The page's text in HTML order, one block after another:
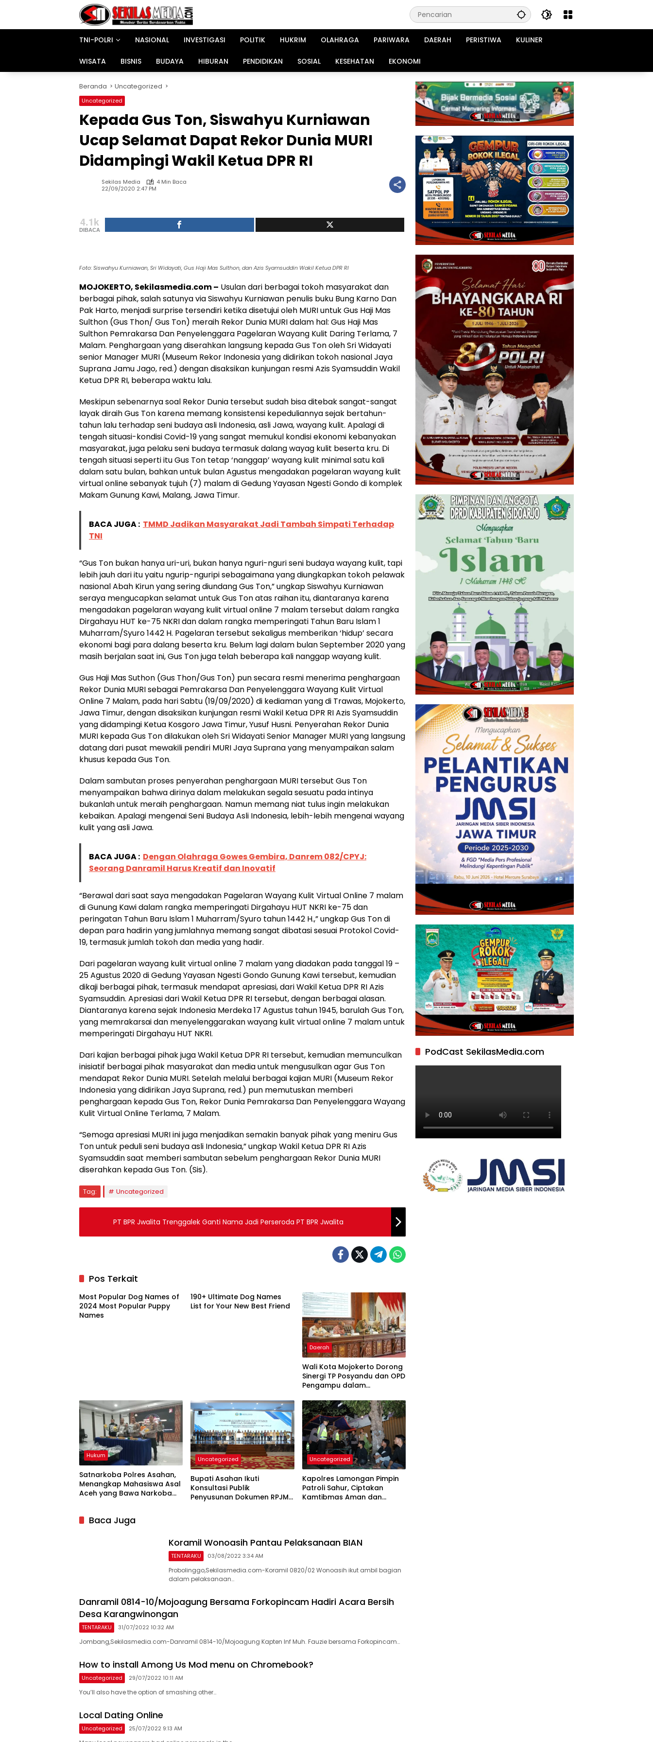
TNI-POLRI
NASIONAL INVESTIGASI POLITIK HUKRIM OLAHRAGA PARIWARA DAERAH PERISTIWA KULINER
WISATA BISNIS BUDAYA HIBURAN PENDIDIKAN SOSIAL KESEHATAN EKONOMI
Beranda Uncategorized
Uncategorized
Kepada Gus Ton, Siswahyu Kurniawan
Ucap Selamat Dapat Rekor Dunia MURI
Didampingi Wakil Ketua DPR RI
Sekilas Media
4 Min Baca
22/09/2020 2:47 PM
4.1k
DIBACA
Foto: Siswahyu Kurniawan, Sri Widayati, Gus Haji Mas Sulthon, dan Azis Syamsuddin Wakil Ketua DPR RI
MOJOKERTO, Sekilasmedia.com – Usulan dari berbagai tokoh masyarakat dan
berbagai pihak, salah satunya via Siswahyu Kurniawan penulis buku Bung Karno Dan
Pak Harto, menjadi surprise tersendiri ketika disetujui oleh MURI untuk Gus Haji Mas
Sulthon (Gus Thon/ Gus Ton) meraih Rekor Dunia MURI dalam hal: Gus Haji Mas
Sulthon Pemrakarsa Dan Penyelenggara Pagelaran Wayang Kulit Daring Terlama, 7
Malam. Penghargaan yang diserahkan langsung kepada Gus Ton oleh Sri Widayati
senior Manager MURI (Museum Rekor Indonesia yang didirikan tokoh nasional Jaya
Suprana Jamu Jago, red.) dengan disaksikan kunjungan resmi Azis Syamsuddin Wakil
Ketua DPR RI, beberapa waktu lalu.
Meskipun sebenarnya soal Rekor Dunia tersebut sudah bisa ditebak sangat-sangat
layak diraih Gus Ton karena memang konsistensi kepeduliannya sejak bertahun-
tahun lalu terhadap seni budaya asli Indonesia, asli Jawa, wayang kulit. Apalagi di
tengah situasi-kondisi Covid-19 yang sangat memukul kondisi ekonomi kebanyakan
masyarakat, juga pelaku seni budaya termasuk dalang wayag kulit beserta kru. Di
tengah situasi seperti itu Gus Ton tetap ‘nanggap’ wayang kulit minimal satu kali
dalam satu bulan, bahkan untuk bulan Agustus mengadakan pagelaran wayang kulit
virtual online sebanyak tujuh (7) malam di Gedung Yayasan Ngesti Gondo di komplek
Makam Gunung Kawi, Malang, Jawa Timur.
BACA JUGA : TMMD Jadikan Masyarakat Jadi Tambah Simpati Terhadap
TNI
“Gus Ton bukan hanya uri-uri, bukan hanya nguri-nguri seni budaya wayang kulit, tapi
lebih jauh dari itu yaitu ngurip-nguripi sebagaimana yang diungkapkan tokoh pelawak
nasional Abah Kirun yang sering diundang Gus Ton,” ungkap Siswahyu Kurniawan
seraya mengucapkan selamat untuk Gus Ton atas raihan itu, diantaranya karena
mengadakan pagelaran wayang kulit virtual online 7 malam tersebut dalam rangka
Dirgahayu HUT ke-75 NKRI dan dalam rangka memperingati Tahun Baru Islam 1
Muharram/Syuro 1442 H. Pagelaran tersebut sekaligus memberikan ‘hidup’ secara
ekonomi bagi para dalang beserta kru. Belum lagi dalam bulan September 2020 yang
masih berjalan saat ini, Gus Ton juga telah beberapa kali nanggap wayang kulit.
Gus Haji Mas Suthon (Gus Thon/Gus Ton) pun secara resmi menerima penghargaan
Rekor Dunia MURI sebagai Pemrakarsa Dan Penyelenggara Wayang Kulit Virtual
Online 7 Malam, pada hari Sabtu (19/09/2020) di kediaman yang di Trawas, Mojokerto,
Jawa Timur, dengan disaksikan kunjungan resmi Wakil Ketua DPR RI Azis Syamsuddin
yang didampingi Ketua Kosgoro Jawa Timur, Yusuf Husni. Penyerahan Rekor Dunia
MURI kepada Gus Ton dilakukan oleh Sri Widayati Senior Manager MURI yang langsung
datang dari pusat mewakili pendiri MURI Jaya Suprana yang menyampaikan salam
khusus kepada Gus Ton.
Dalam sambutan proses penyerahan penghargaan MURI tersebut Gus Ton
menyampaikan bahwa dirinya dalam melakukan segala sesuatu pada intinya
bukanlah untuk meraih penghargaan. Namun memang niat tulus ingin melakukan
kebaikan. Apalagi mengenai Seni Budaya Asli Indonesia, lebih-lebih mengenai wayang
kulit yang asli Jawa.
BACA JUGA : Dengan Olahraga Gowes Gembira, Danrem 082/CPYJ:
Seorang Danramil Harus Kreatif dan Inovatif
“Berawal dari saat saya mengadakan Pagelaran Wayang Kulit Virtual Online 7 malam
di Gunung Kawi dalam rangka memperingati Dirgahayu HUT NKRI ke-75 dan
peringatan Tahun Baru Islam 1 Muharram/Syuro tahun 1442 H.,” ungkap Gus Ton di
depan para hadirin yang jumlahnya memang sangat dibatasi sesuai Protokol Covid-
19, termasuk jumlah tokoh dan media yang hadir.
Dari pagelaran wayang kulit virtual online 7 malam yang diadakan pada tanggal 19 –
25 Agustus 2020 di Gedung Yayasan Ngesti Gondo Gunung Kawi tersebut, kemudian
dikaji berbagai pihak, termasuk mendapat apresiasi, dari Wakil Ketua DPR RI Azis
Syamsuddin. Apresiasi dari Wakil Ketua DPR RI tersebut, dengan berbagai alasan.
Diantaranya karena sejak Indonesia Merdeka 17 Agustus tahun 1945, barulah Gus Ton,
yang memrakarsai dan menyelenggarakan wayang kulit virtual online 7 malam untuk
memperingati Dirgahayu HUT NKRI.
Dari kajian berbagai pihak juga Wakil Ketua DPR RI tersebut, kemudian memunculkan
inisiatif berbagai pihak masyarakat dan media untuk mengusulkan agar Gus Ton
mendapat Rekor Dunia MURI. Setelah melalui berbagai kajian MURI (Museum Rekor
Indonesia yang didirikan Jaya Suprana, red.) pun memutuskan memberi
penghargaan kepada Gus Ton, Rekor Dunia Pemrakarsa Dan Penyelenggara Wayang
Kulit Virtual Online Terlama, 7 Malam.
“Semoga apresiasi MURI ini juga menjadikan semakin banyak pihak yang meniru Gus
Ton untuk peduli seni budaya asli Indonesia,” ungkap Wakil Ketua DPR RI Azis
Syamsuddin saat memberi sambutan sebelum penghargaan Rekor Dunia MURI
diserahkan kepada Gus Ton. (Sis).
Tag: Uncategorized
PT BPR Jwalita Trenggalek Ganti Nama Jadi Perseroda PT BPR Jwalita
Pos Terkait
Most Popular Dog Names of
2024 Most Popular Puppy
Names
190+ Ultimate Dog Names
List for Your New Best Friend
Daerah
Wali Kota Mojokerto Dorong
Sinergi TP Posyandu dan OPD
Pengampu dalam
Posyandu 6 SPM
Hukum
Satnarkoba Polres Asahan,
Menangkap Mahasiswa Asal
Aceh yang Bawa Narkoba
Uncategorized
Bupati Asahan Ikuti
Konsultasi Publik
Penyusunan Dokumen RPJMD
Uncategorized
Kapolres Lamongan Pimpin
Patroli Sahur, Ciptakan
Kamtibmas Aman dan
Baca Juga
Koramil Wonoasih Pantau Pelaksanaan BIAN
TENTARAKU 03/08/2022 3:34 AM
Probolinggo,Sekilasmedia.com-Koramil 0820/02 Wonoasih ikut ambil bagian
dalam pelaksanaan…
Danramil 0814-10/Mojoagung Bersama Forkopincam Hadiri Acara Bersih
Desa Karangwinongan
TENTARAKU 31/07/2022 10:32 AM
Jombang,Sekilasmedia.com-Danramil 0814-10/Mojoagung Kapten Inf Muh. Fauzie bersama Forkopincam…
How to install Among Us Mod menu on Chromebook?
Uncategorized 29/07/2022 10:11 AM
You’ll also have the option of smashing other…
Local Dating Online
Uncategorized 25/07/2022 9:13 AM
PodCast SekilasMedia.com